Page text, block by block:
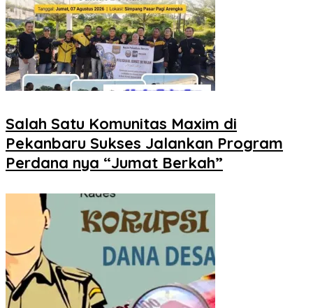
Salah Satu Komunitas Maxim di
Pekanbaru Sukses Jalankan Program
Perdana nya “Jumat Berkah”